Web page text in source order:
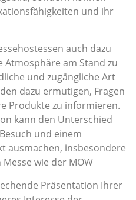
und ihr
auch dazu
Atmosphäre am Stand zu
und zugängliche Art
dazu ermutigen, Fragen
Produkte zu informieren.
kann den Unterschied
und einem
ausmachen, insbesondere
wie der MOW
Präsentation Ihrer